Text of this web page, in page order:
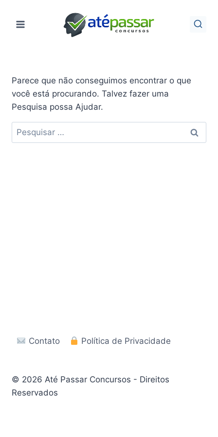
para
Parece que não conseguimos encontrar o que
você está procurando. Talvez fazer uma
Pesquisa possa Ajudar.
Pesquisar
por:
Contato Política de Privacidade
© 2026 Até Passar Concursos - Direitos
Reservados